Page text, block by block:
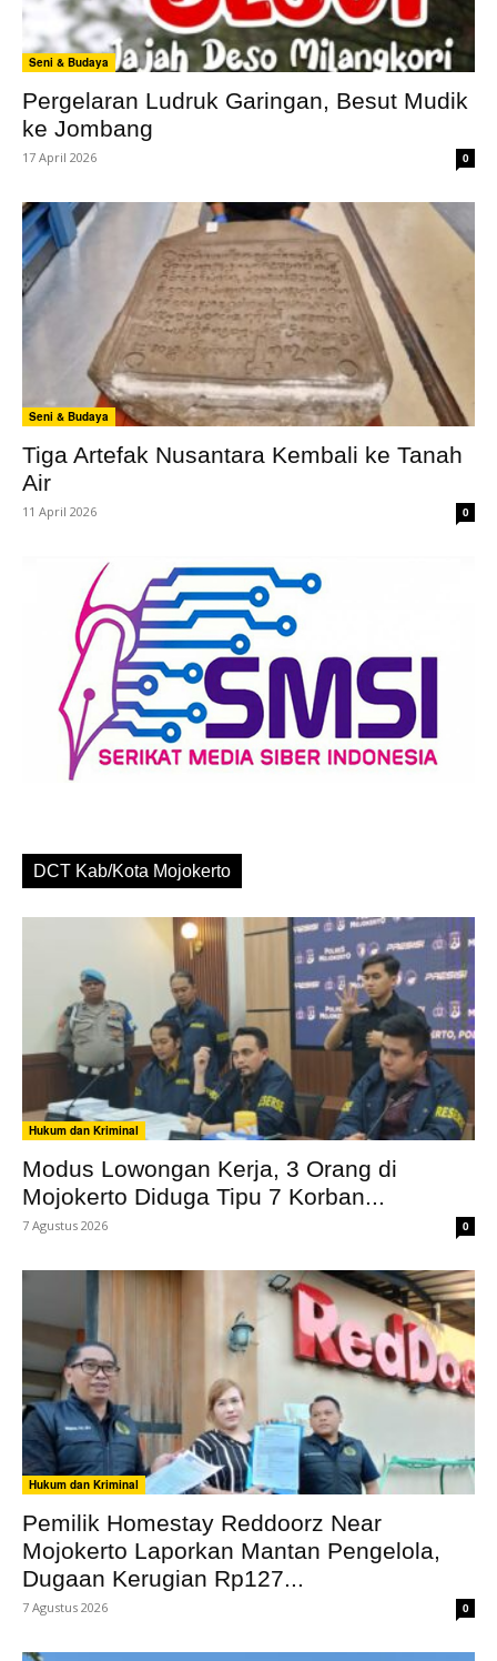
Seni & Budaya
Pergelaran Ludruk Garingan, Besut Mudik
ke Jombang
17 April 2026 0
Seni & Budaya
Tiga Artefak Nusantara Kembali ke Tanah
Air
11 April 2026 0
DCT Kab/Kota Mojokerto
Hukum dan Kriminal
Modus Lowongan Kerja, 3 Orang di
Mojokerto Diduga Tipu 7 Korban...
7 Agustus 2026 0
Hukum dan Kriminal
Pemilik Homestay Reddoorz Near
Mojokerto Laporkan Mantan Pengelola,
Dugaan Kerugian Rp127...
7 Agustus 2026 0